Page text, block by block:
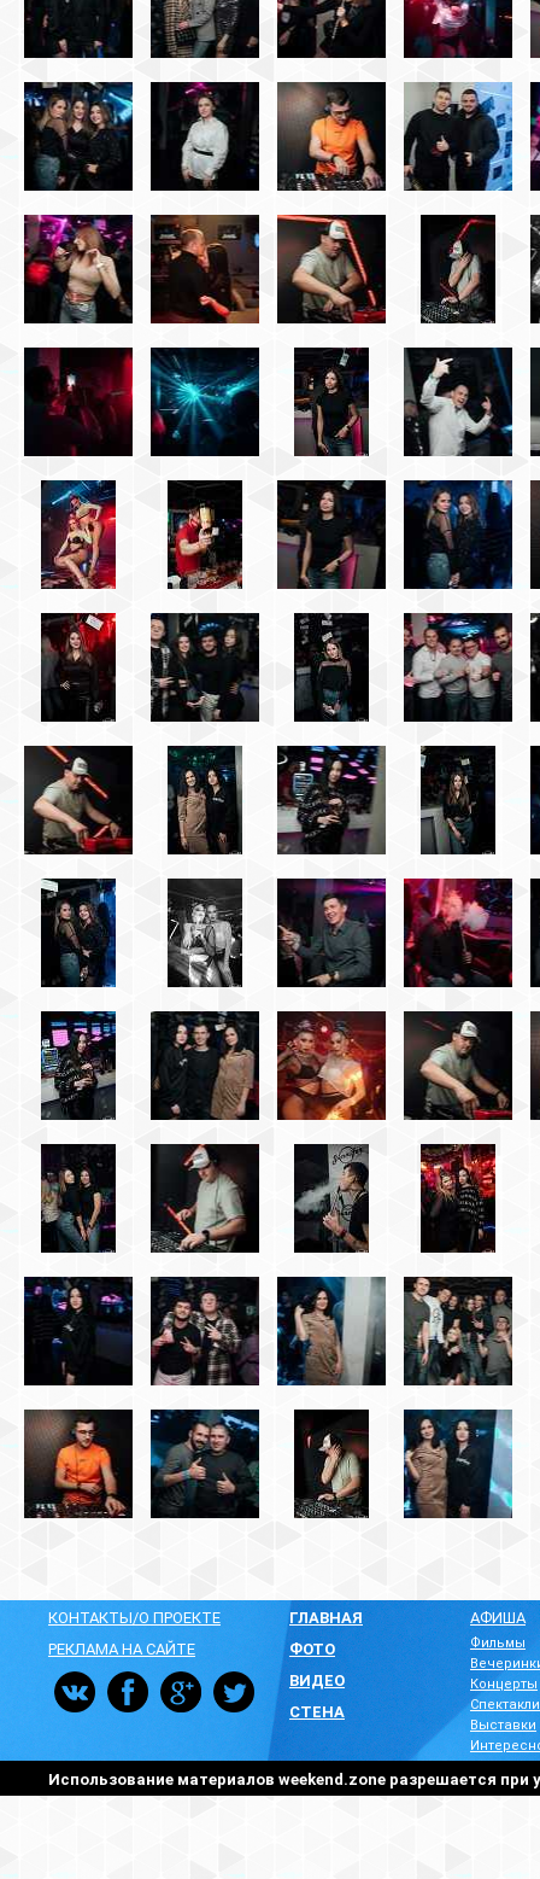
КОНТАКТЫ/О ПРОЕКТЕ
РЕКЛАМА НА САЙТЕ
ГЛАВНАЯ
ФОТО
ВИДЕО
СТЕНА
АФИША
Фильмы
Концерты
Спектакли
Выставки
Использование материалов weekend.zone разрешается